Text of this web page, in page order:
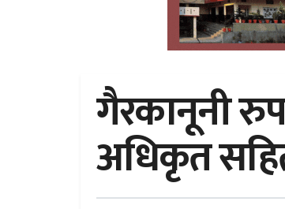
गैरकानूनी
अधिकृत